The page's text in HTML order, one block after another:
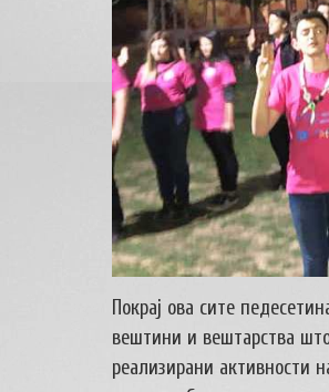
Покрај ова сите
вештини и вештарства
реализирани активности